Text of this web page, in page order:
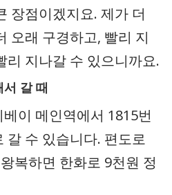
장점이겠지요. 제가 더
오래 구경하고, 빨리 지
리 지나갈 수 있으니까요.
갈 때
이 메인역에서 1815번
갈 수 있습니다. 편도로
복하면 한화로 9천원 정